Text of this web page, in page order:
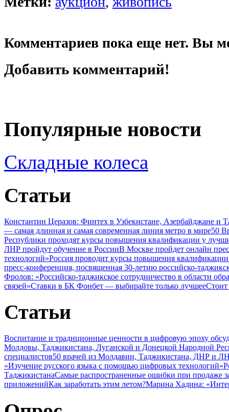
Комментариев пока еще нет. Вы
Добавить комментарий!
Популярные новости
Складные колеса
Статьи
Константин Церазов: Финтех в Узбекистане, Азербайджане
— самая длинная и самая современная линия метро в мире50
Республики проходят курсы повышения квалификации у
ЛНР пройдут обучение в РоссииВ Москве пройдет онлайн
технологий»Россия проводит курсы повышения квалификации
пресс-конференция, посвященная 30-летию российско-
Фролов: «Российско-таджикское сотрудничество в области
связей»Ставки в БК Фонбет — выбирайте только лучшееСтоит
Статьи
Воспитание и традиционные ценности в цифровую эпоху
Молдовы, Таджикистана, Луганской и Донецкой Народной
специалистов50 врачей из Молдавии, Таджикистана, ДНР и
«Изучение русского языка с помощью цифровых технологий»
ТаджикистанаСамые распространенные ошибки при продаже
приложенийКак заработать этим летом?Марина Хадина: